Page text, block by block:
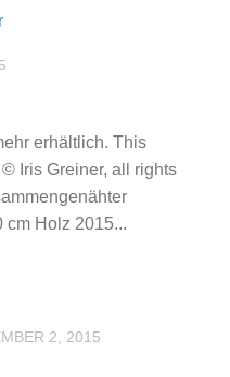
erhältlich. This
Iris Greiner, all rights
cm Holz 2015...
2, 2015